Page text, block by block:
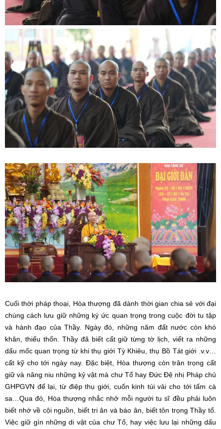
Cuối thời pháp thoại, Hòa thượng đã dành thời gian chia sẻ với đại
chúng cách lưu giữ những ký ức quan trọng trong cuộc đời tu tập
và hành đạo của Thầy. Ngày đó, những năm đất nước còn khó
khăn, thiếu thốn. Thầy đã biết cất giữ từng tờ lịch, viết ra những
dấu mốc quan trọng từ khi thụ giới Tỳ Khiêu, thụ Bồ Tát giới .v.v…
cất kỹ cho tới ngày nay. Đặc biệt, Hòa thượng còn trân trọng cất
giữ và nâng niu những kỷ vật mà chư Tổ hay Đức Đệ nhị Pháp chủ
GHPGVN để lại, từ điệp thụ giới, cuốn kinh túi vải cho tới tấm cà
sa…Qua đó, Hòa thượng nhắc nhở mỗi người tu sĩ đều phải luôn
biết nhớ về cội nguồn, biết tri ân và báo ân, biết tôn trọng Thầy tổ.
Việc giữ gìn những di vật của chư Tổ, hay việc lưu lại những dấu